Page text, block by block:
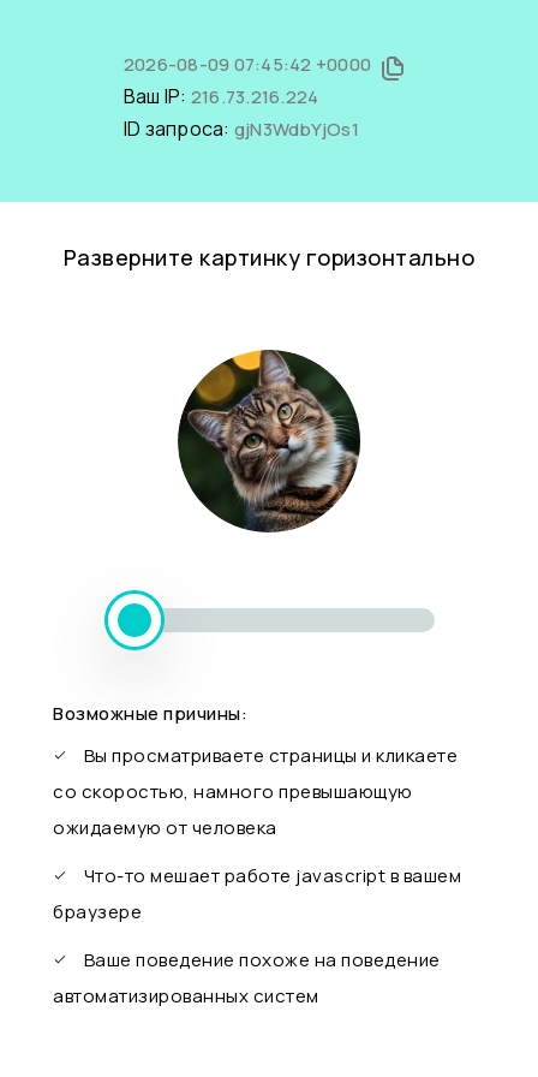
2026-08-09 07:45:42 +0000
Ваш IP: 216.73.216.224
ID запроса: gjN3WdbYjOs1
Разверните картинку горизонтально
Возможные причины:
Вы просматриваете страницы и кликаете
со скоростью, намного превышающую
ожидаемую от человека
Что-то мешает работе javascript в вашем
браузере
Ваше поведение похоже на поведение
автоматизированных систем